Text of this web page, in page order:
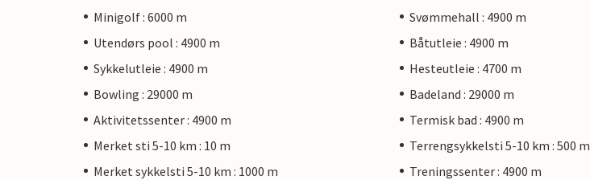
Minigolf : 6000 m
Svømmehall : 4900 m
Utendørs pool : 4900 m
Båtutleie : 4900 m
Sykkelutleie : 4900 m
Hesteutleie : 4700 m
Bowling : 29000 m
Badeland : 29000 m
Aktivitetssenter : 4900 m
Termisk bad : 4900 m
Merket sti 5-10 km : 10 m
Terrengsykkelsti 5-10 km : 500 m
Merket sykkelsti 5-10 km : 1000 m
Treningssenter : 4900 m